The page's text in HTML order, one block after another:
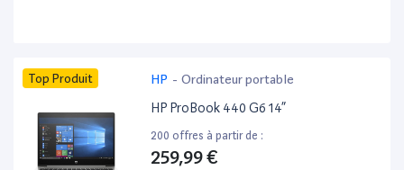
Top Produit HP - Ordinateur portable
HP ProBook 440 G6 14”
200 offres à partir de :
259,99 €